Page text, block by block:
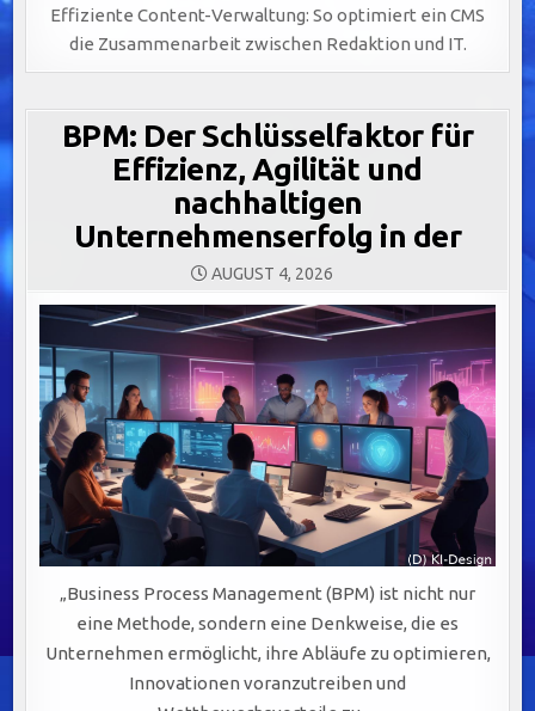
Effiziente Content-Verwaltung: So optimiert ein CMS
die Zusammenarbeit zwischen Redaktion und IT.
BPM: Der Schlüsselfaktor für
Effizienz, Agilität und
nachhaltigen
Unternehmenserfolg in der
AUGUST 4, 2026
„Business Process Management (BPM) ist nicht nur
eine Methode, sondern eine Denkweise, die es
Unternehmen ermöglicht, ihre Abläufe zu optimieren,
Innovationen voranzutreiben und